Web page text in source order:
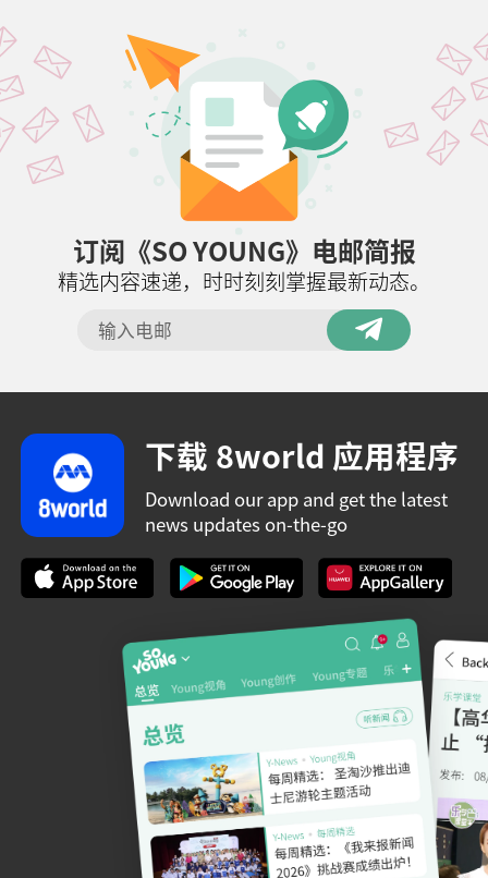
订阅《SO YOUNG》电邮简报
精选内容速递，时时刻刻掌握最新动态。
下载 8world 应用程序
Download our app and get the latest
news updates on-the-go